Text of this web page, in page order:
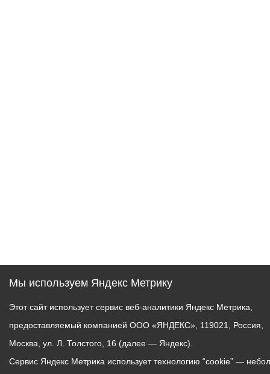
Праздничные
мероприятия
молодежной политики,
физической культуры и
спорта АМС Владикавказа
совместно с Комитетом по
"Доброволец Кавказа"
Батраз Илаев
поинтересовался,
добровольчества
Мы используем Яндекс Метрику
Этот сайт использует сервис веб-аналитики Яндекс Метрика,
предоставляемый компанией ООО «ЯНДЕКС», 119021, Россия,
Москва, ул. Л. Толстого, 16 (далее — Яндекс).
Сервис Яндекс Метрика использует технологию “cookie” —